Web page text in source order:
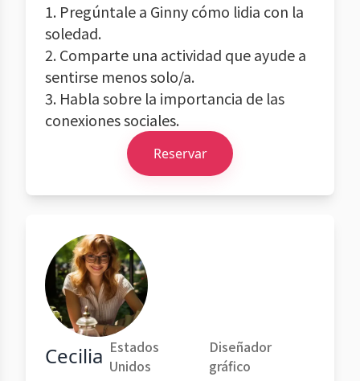
1. Pregúntale a Ginny cómo lidia con la
soledad.
2. Comparte una actividad que ayude a
sentirse menos solo/a.
3. Habla sobre la importancia de las
conexiones sociales.
Reservar
Cecilia Estados
Unidos
Diseñador
gráfico